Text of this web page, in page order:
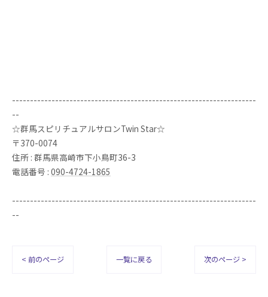
--------------------------------------------------------------------
--
☆群馬スピリチュアルサロンTwin Star☆
〒370-0074
住所 : 群馬県高崎市下小鳥町36-3
電話番号 : 090-4724-1865
--------------------------------------------------------------------
--
< 前のページ 一覧に戻る 次のページ >